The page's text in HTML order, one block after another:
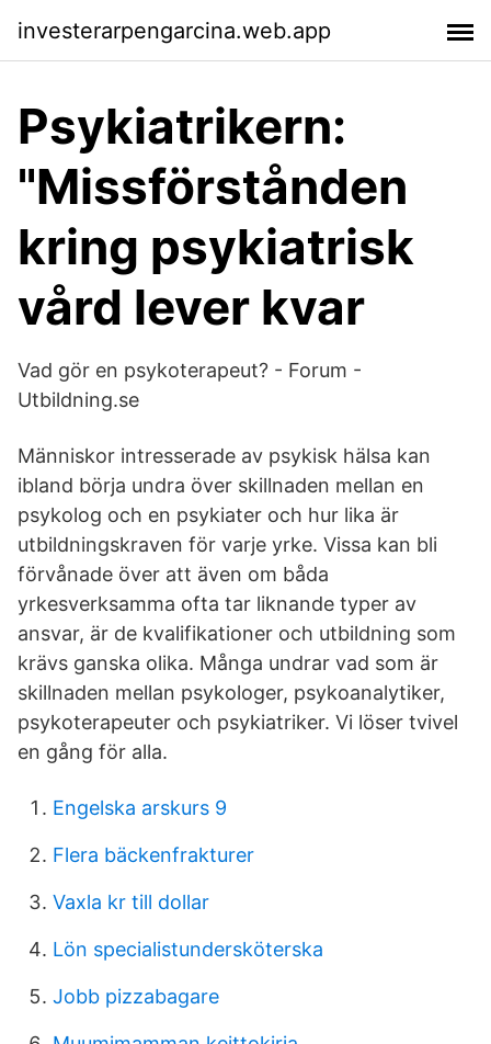
investerarpengarcina.web.app
Psykiatrikern:
"Missförstånden
kring psykiatrisk
vård lever kvar
Vad gör en psykoterapeut? - Forum -
Utbildning.se
Människor intresserade av psykisk hälsa kan
ibland börja undra över skillnaden mellan en
psykolog och en psykiater och hur lika är
utbildningskraven för varje yrke. Vissa kan bli
förvånade över att även om båda
yrkesverksamma ofta tar liknande typer av
ansvar, är de kvalifikationer och utbildning som
krävs ganska olika. Många undrar vad som är
skillnaden mellan psykologer, psykoanalytiker,
psykoterapeuter och psykiatriker. Vi löser tvivel
en gång för alla.
Engelska arskurs 9
Flera bäckenfrakturer
Vaxla kr till dollar
Lön specialistundersköterska
Jobb pizzabagare